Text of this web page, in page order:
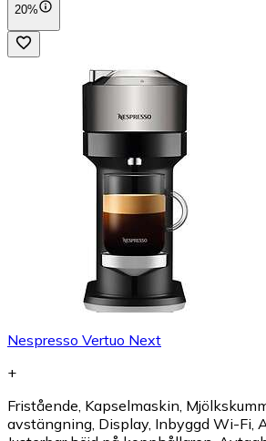
20%
Nespresso Vertuo Next
+
Fristående, Kapselmaskin,
avstängning, Display, Inbyggd Wi-Fi,